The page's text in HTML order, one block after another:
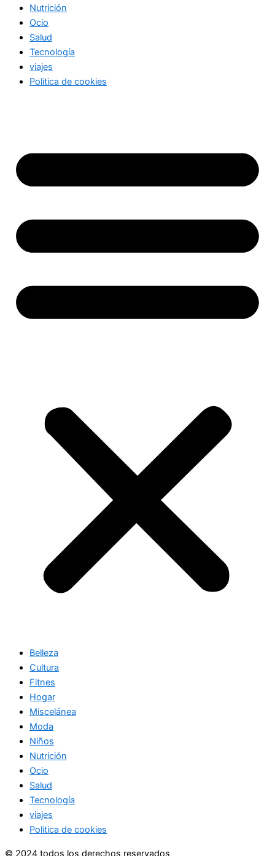
Nutrición
Ocio
Salud
Tecnología
viajes
Politica de cookies
Belleza
Cultura
Fitnes
Hogar
Miscelánea
Moda
Niños
Nutrición
Ocio
Salud
Tecnología
viajes
Politica de cookies
© 2024 todos los derechos reservados